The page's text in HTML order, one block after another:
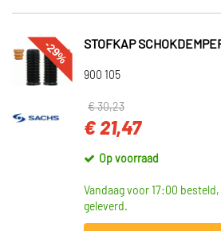
-29% STOFKAP
900 105
€ 30,23
€ 21,47
Op voorraad
Vandaag voor 17:00
geleverd.